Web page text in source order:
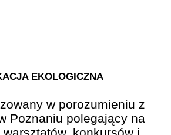
EKOLOGICZNA
w porozumieniu z
Poznaniu polegający na